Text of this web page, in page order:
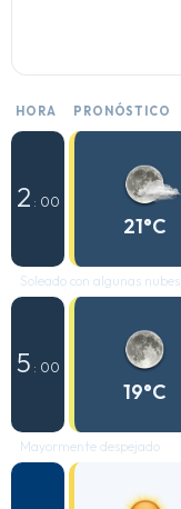
HORA PRONÓSTICO
2 : 00
21°C
Soleado con algunas nubes
5 : 00
19°C
Mayormente despejado